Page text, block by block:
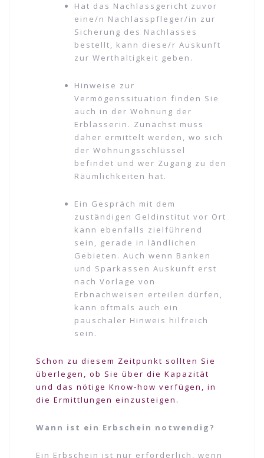
Hat das Nachlassgericht zuvor
eine/n Nachlasspfleger/in zur
Sicherung des Nachlasses
bestellt, kann diese/r Auskunft
zur Werthaltigkeit geben.
Hinweise zur
Vermögenssituation finden Sie
auch in der Wohnung der
Erblasserin. Zunächst muss
daher ermittelt werden, wo sich
der Wohnungsschlüssel
befindet und wer Zugang zu den
Räumlichkeiten hat.
Ein Gespräch mit dem
zuständigen Geldinstitut vor Ort
kann ebenfalls zielführend
sein, gerade in ländlichen
Gebieten. Auch wenn Banken
und Sparkassen Auskunft erst
nach Vorlage von
Erbnachweisen erteilen dürfen,
kann oftmals auch ein
pauschaler Hinweis hilfreich
sein.
Schon zu diesem Zeitpunkt sollten Sie
überlegen, ob Sie über die Kapazität
und das nötige Know-how verfügen, in
die Ermittlungen einzusteigen.
Wann ist ein Erbschein notwendig?
Ein Erbschein ist nur erforderlich, wenn